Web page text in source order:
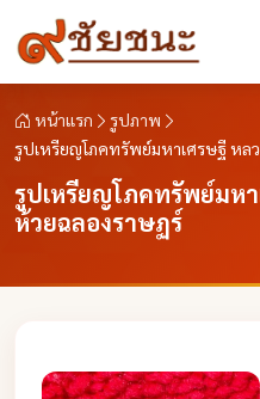
หน้าแรก
รูปภาพ
รูปเหรียญโภคทรัพย์มหาเศรษฐี หล
รูปเหรียญโภคทรัพย์มห
ห้วยฉลองราษฏร์